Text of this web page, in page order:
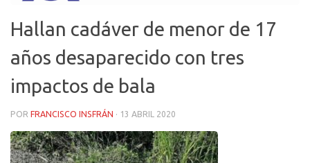
Hallan cadáver de menor de 17
años desaparecido con tres
impactos de bala
POR FRANCISCO INSFRÁN · 13 ABRIL 2020